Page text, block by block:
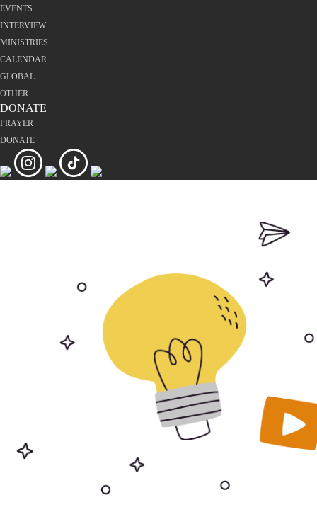
EVENTS
INTERVIEW
MINISTRIES
CALENDAR
GLOBAL
OTHER
DONATE
PRAYER
DONATE